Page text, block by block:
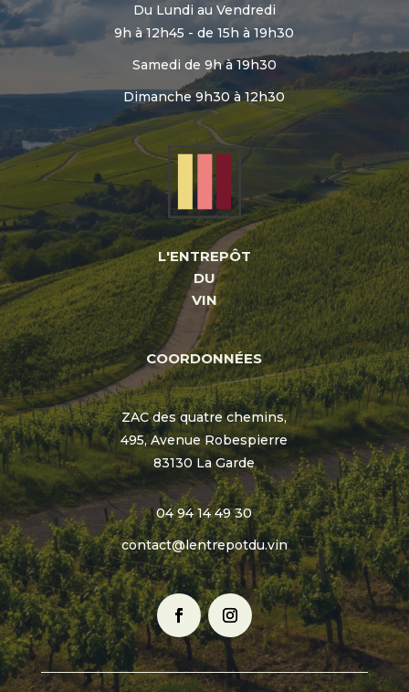
Du Lundi au Vendredi
9h à 12h45 - de 15h à 19h30
Samedi de 9h à 19h30
Dimanche 9h30 à 12h30
L'ENTREPÔT
DU
VIN
COORDONNÉES
ZAC des quatre chemins,
495, Avenue Robespierre
83130 La Garde
04 94 14 49 30
contact@lentrepotdu.vin